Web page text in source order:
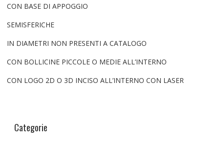
CON BASE DI APPOGGIO
SEMISFERICHE
IN DIAMETRI NON PRESENTI A CATALOGO
CON BOLLICINE PICCOLE O MEDIE ALL’INTERNO
CON LOGO 2D O 3D INCISO ALL’INTERNO CON LASER
Categorie